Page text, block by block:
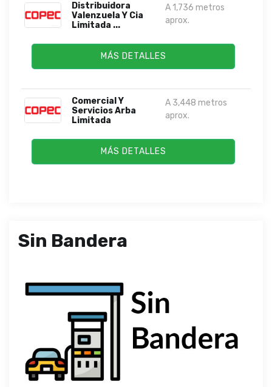
Distribuidora
Valenzuela Y Cia
Limitada ...
A 1,736 metros
aprox.
MÁS DETALLES
Comercial Y
Servicios Arba
Limitada
A 3,448 metros
aprox.
MÁS DETALLES
Sin Bandera